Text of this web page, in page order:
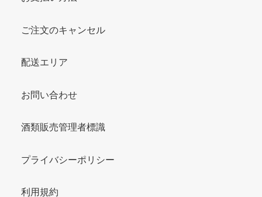
ご注文のキャンセル
配送エリア
お問い合わせ
酒類販売管理者標識
プライバシーポリシー
利用規約